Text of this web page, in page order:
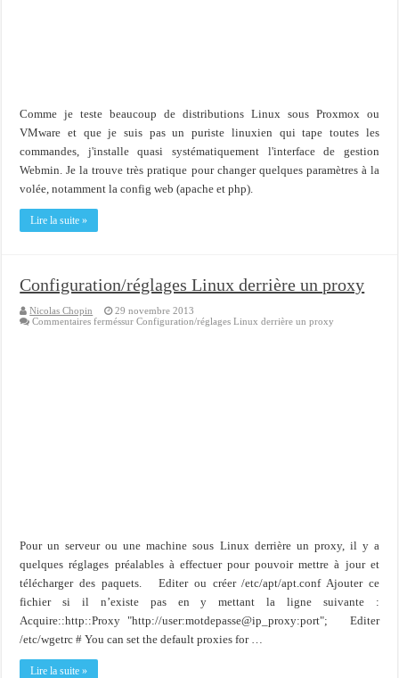
Comme je teste beaucoup de distributions Linux sous Proxmox ou
VMware et que je suis pas un puriste linuxien qui tape toutes les
commandes, j'installe quasi systématiquement l'interface de gestion
Webmin. Je la trouve très pratique pour changer quelques paramètres à la
volée, notamment la config web (apache et php).
Lire la suite »
Configuration/réglages Linux derrière un proxy
Nicolas Chopin
29 novembre 2013
Commentaires ferméssur Configuration/réglages Linux derrière un proxy
Pour un serveur ou une machine sous Linux derrière un proxy, il y a
quelques réglages préalables à effectuer pour pouvoir mettre à jour et
télécharger des paquets. Editer ou créer /etc/apt/apt.conf Ajouter ce
fichier si il n’existe pas en y mettant la ligne suivante :
Acquire::http::Proxy "http://user:motdepasse@ip_proxy:port"; Editer
/etc/wgetrc # You can set the default proxies for …
Lire la suite »